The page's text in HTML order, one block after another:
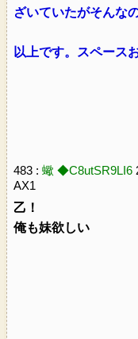
ざいていたがそんな
以上です。スペース
483 : 蠍 ◆C8utSR9LI6
AX1
乙！
俺も妹欲しい